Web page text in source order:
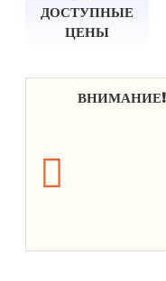
ДОСТУПНЫЕ
ЦЕНЫ
ВНИМАНИЕ!